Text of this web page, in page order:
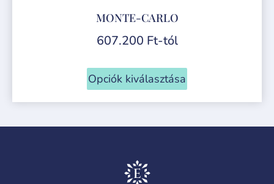
MONTE-CARLO
607.200 Ft-tól
Opciók kiválasztása